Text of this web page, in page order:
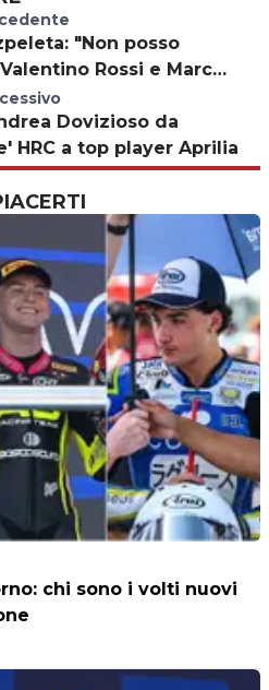
"Non posso
Rossi e Marc
Dovizioso da
HRC a top player Aprilia
chi sono i volti nuovi